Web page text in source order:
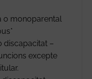
o monoparental
discapacitat –
excepte